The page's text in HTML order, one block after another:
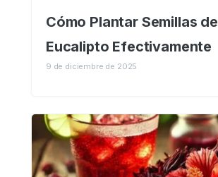
Cómo Plantar Semillas de
Eucalipto Efectivamente
9 de diciembre de 2025